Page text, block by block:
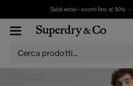
Saldi estivi - sconti fino al 50% -